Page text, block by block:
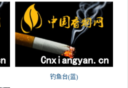
钓鱼台(蓝)